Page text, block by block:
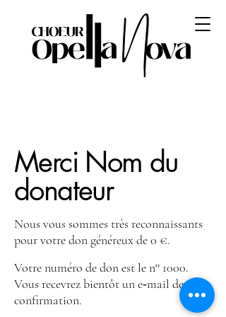
Merci Nom du
donateur
Nous vous sommes très reconnaissants
pour votre don généreux de 0 €.
Votre numéro de don est le n° 1000.
Vous recevrez bientôt un e‑mail de
confirmation.